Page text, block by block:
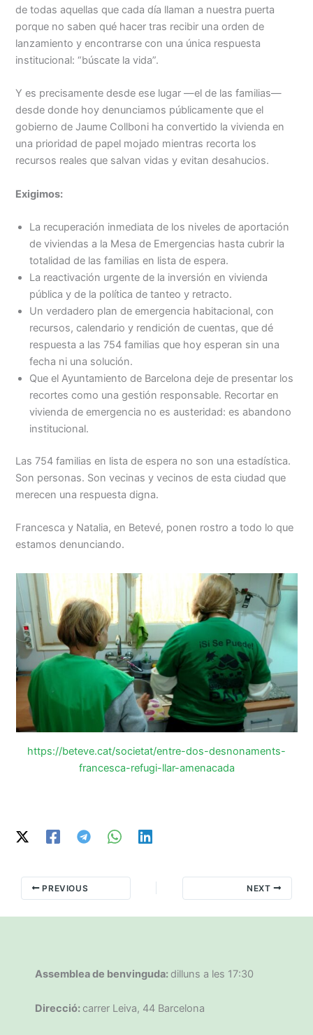
de todas aquellas que cada día llaman a nuestra puerta
porque no saben qué hacer tras recibir una orden de
lanzamiento y encontrarse con una única respuesta
institucional: “búscate la vida”.
Y es precisamente desde ese lugar —el de las familias—
desde donde hoy denunciamos públicamente que el
gobierno de Jaume Collboni ha convertido la vivienda en
una prioridad de papel mojado mientras recorta los
recursos reales que salvan vidas y evitan desahucios.
Exigimos:
La recuperación inmediata de los niveles de aportación
de viviendas a la Mesa de Emergencias hasta cubrir la
totalidad de las familias en lista de espera.
La reactivación urgente de la inversión en vivienda
pública y de la política de tanteo y retracto.
Un verdadero plan de emergencia habitacional, con
recursos, calendario y rendición de cuentas, que dé
respuesta a las 754 familias que hoy esperan sin una
fecha ni una solución.
Que el Ayuntamiento de Barcelona deje de presentar los
recortes como una gestión responsable. Recortar en
vivienda de emergencia no es austeridad: es abandono
institucional.
Las 754 familias en lista de espera no son una estadística.
Son personas. Son vecinas y vecinos de esta ciudad que
merecen una respuesta digna.
Francesca y Natalia, en Betevé, ponen rostro a todo lo que
estamos denunciando.
https://beteve.cat/societat/entre-dos-desnonaments-
francesca-refugi-llar-amenacada
PREVIOUS NEXT
Assemblea de benvinguda: dilluns a les 17:30
Direcció: carrer Leiva, 44 Barcelona